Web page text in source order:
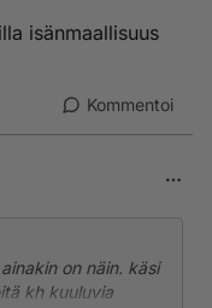
isänmaallisuus
Kommentoi
on näin. käsi
kh kuuluvia